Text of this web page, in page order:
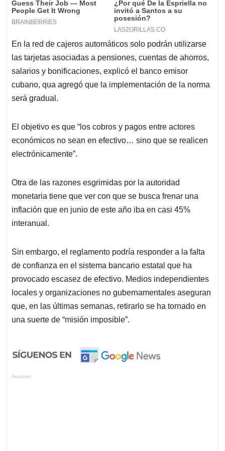
En la red de cajeros automáticos solo podrán utilizarse
las tarjetas asociadas a pensiones, cuentas de ahorros,
salarios y bonificaciones, explicó el banco emisor
cubano, qua agregó que la implementación de la norma
será gradual.
El objetivo es que “los cobros y pagos entre actores
económicos no sean en efectivo… sino que se realicen
electrónicamente”.
Otra de las razones esgrimidas por la autoridad
monetaria tiene que ver con que se busca frenar una
inflación que en junio de este año iba en casi 45%
interanual.
Sin embargo, el reglamento podría responder a la falta
de confianza en el sistema bancario estatal que ha
provocado escasez de efectivo. Medios independientes
locales y organizaciones no gubernamentales aseguran
que, en las últimas semanas, retirarlo se ha tornado en
una suerte de “misión imposible”.
Anuncios.